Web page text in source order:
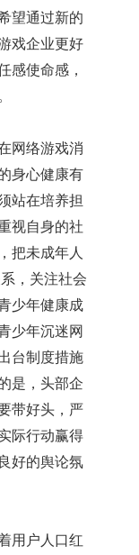
望通过新的
戏企业更好
感使命感，
网络游戏消
身心健康有
站在培养担
视自身的社
把未成年人
，关注社会
少年健康成
少年沉迷网
台制度措施
是，头部企
带好头，严
际行动赢得
好的舆论氛
用户人口红